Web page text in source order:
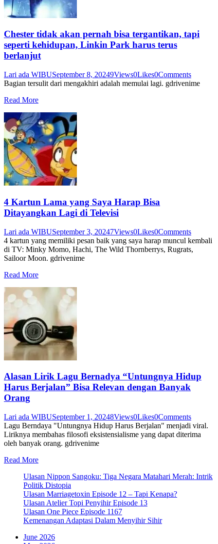
Chester tidak akan pernah bisa tergantikan, tapi
seperti kehidupan, Linkin Park harus terus
berlanjut
Lari ada WIBUSeptember 8, 20249Views0Likes0Comments
Bagian tersulit dari mengakhiri adalah memulai lagi. gdrivenime
Read More
4 Kartun Lama yang Saya Harap Bisa
Ditayangkan Lagi di Televisi
Lari ada WIBUSeptember 3, 20247Views0Likes0Comments
4 kartun yang memiliki pesan baik yang saya harap muncul kembali
di TV: Minky Momo, Hachi, The Wild Thornberrys, Rugrats,
Sailoor Moon. gdrivenime
Read More
Alasan Lirik Lagu Bernadya “Untungnya Hidup
Harus Berjalan” Bisa Relevan dengan Banyak
Orang
Lari ada WIBUSeptember 1, 20248Views0Likes0Comments
Lagu Berndaya "Untungnya Hidup Harus Berjalan" menjadi viral.
Liriknya membahas filosofi eksistensialisme yang dapat diterima
oleh banyak orang. gdrivenime
Read More
Ulasan Nippon Sangoku: Tiga Negara Matahari Merah: Intrik
Politik Distopia
Ulasan Marriagetoxin Episode 12 – Tapi Kenapa?
Ulasan Atelier Topi Penyihir Episode 13
Ulasan One Piece Episode 1167
Kemenangan Adaptasi Dalam Menyihir Sihir
June 2026